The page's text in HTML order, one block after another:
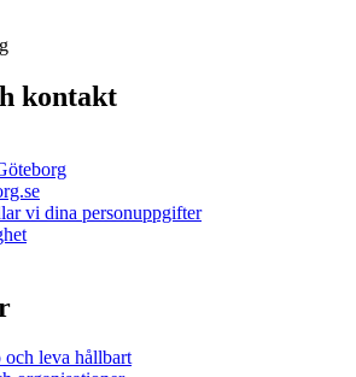
kontakt
vi dina personuppgifter
leva hållbart